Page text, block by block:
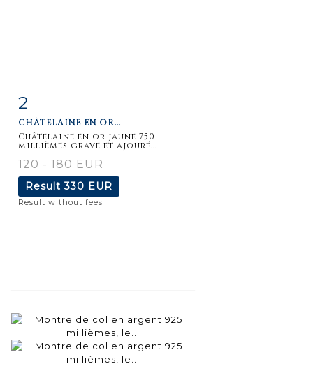
2
CHÂTELAINE EN OR...
Châtelaine en or jaune 750
millièmes gravé et ajouré...
120 - 180 EUR
Result330 EUR
Result without fees